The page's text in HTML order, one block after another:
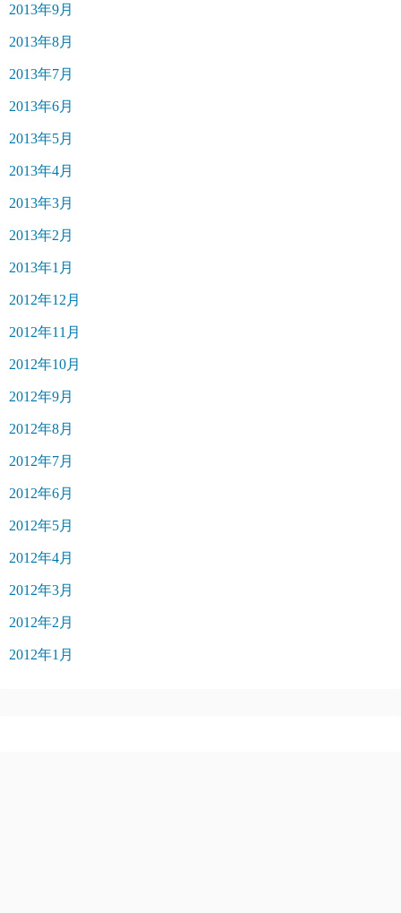
2013年9月
2013年8月
2013年7月
2013年6月
2013年5月
2013年4月
2013年3月
2013年2月
2013年1月
2012年12月
2012年11月
2012年10月
2012年9月
2012年8月
2012年7月
2012年6月
2012年5月
2012年4月
2012年3月
2012年2月
2012年1月